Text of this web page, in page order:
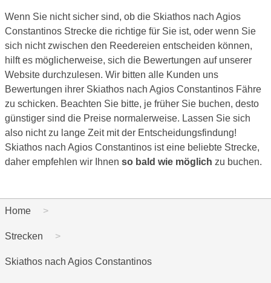
Wenn Sie nicht sicher sind, ob die Skiathos nach Agios
Constantinos Strecke die richtige für Sie ist, oder wenn Sie
sich nicht zwischen den Reedereien entscheiden können,
hilft es möglicherweise, sich die Bewertungen auf unserer
Website durchzulesen. Wir bitten alle Kunden uns
Bewertungen ihrer Skiathos nach Agios Constantinos Fähre
zu schicken. Beachten Sie bitte, je früher Sie buchen, desto
günstiger sind die Preise normalerweise. Lassen Sie sich
also nicht zu lange Zeit mit der Entscheidungsfindung!
Skiathos nach Agios Constantinos ist eine beliebte Strecke,
daher empfehlen wir Ihnen so bald wie möglich zu buchen.
Home
Strecken
Skiathos nach Agios Constantinos